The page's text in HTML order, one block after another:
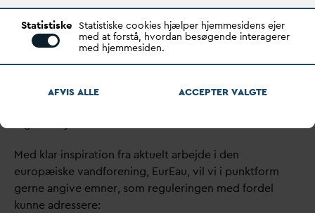
Udgangspunktet for analyserne skal være tilstanden i
de enkelte
andområder, som beskrevet ivandplanerne
udformet med hjemmel i
andrammedirektivet og andre miljødirektiver som
Med klar inspiration fra aktuelt arbejde i den
europæiske vandforening, EurEau, vil vi i punktform
gerne angive emner, som reguleringen med fordel
kunne adressere:
Statistiske Statistiske cookies hjælper hjemmesidens ejer
med at forstå, hvordan besøgende interagerer
med hjemmesiden.
AFVIS ALLE ACCEPTERVALGTE